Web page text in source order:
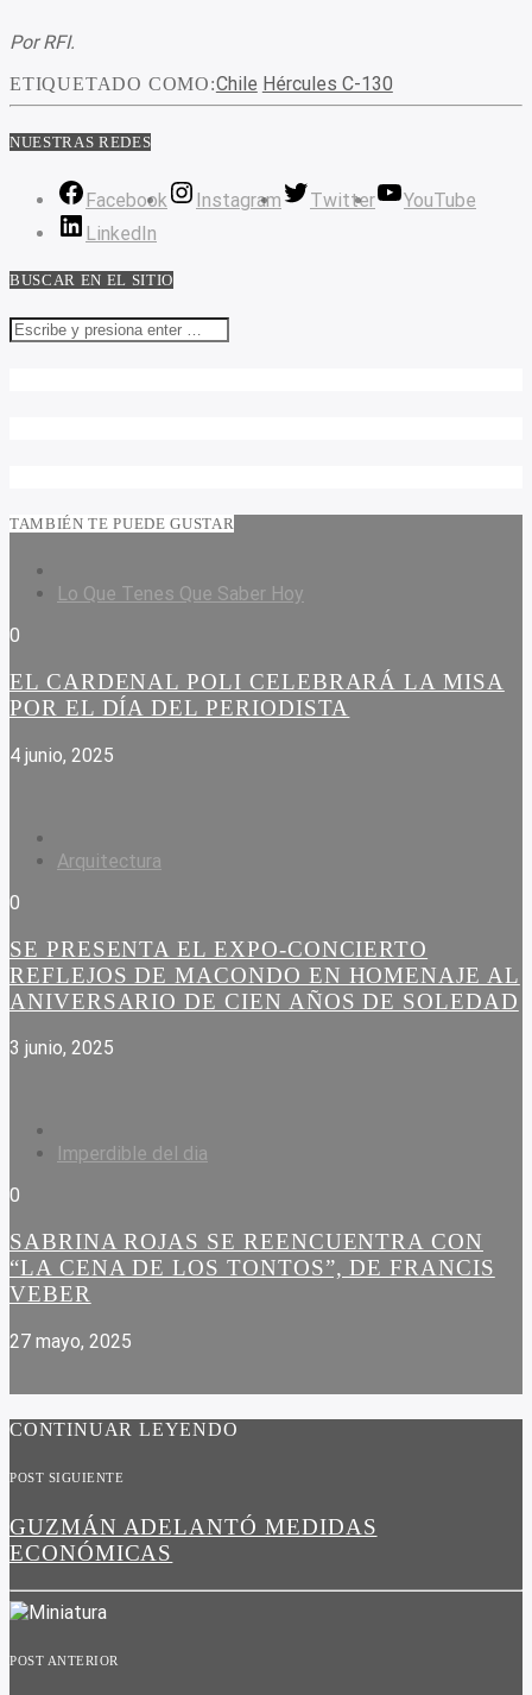
Por RFI.
ETIQUETADO COMO:Chile Hércules C-130
NUESTRAS REDES
Facebook Instagram Twitter
YouTube
LinkedIn
BUSCAR EN EL SITIO
TAMBIÉN TE PUEDE GUSTAR
Lo Que Tenes Que Saber Hoy
0
EL CARDENAL POLI CELEBRARÁ LA MISA
POR EL DÍA DEL PERIODISTA
4 junio, 2025
Arquitectura
0
SE PRESENTA EL EXPO-CONCIERTO
REFLEJOS DE MACONDO EN HOMENAJE AL
ANIVERSARIO DE CIEN AÑOS DE SOLEDAD
3 junio, 2025
Imperdible del dia
0
SABRINA ROJAS SE REENCUENTRA CON
“LA CENA DE LOS TONTOS”, DE FRANCIS
VEBER
27 mayo, 2025
CONTINUAR LEYENDO
POST SIGUIENTE
GUZMÁN ADELANTÓ MEDIDAS
ECONÓMICAS
POST ANTERIOR